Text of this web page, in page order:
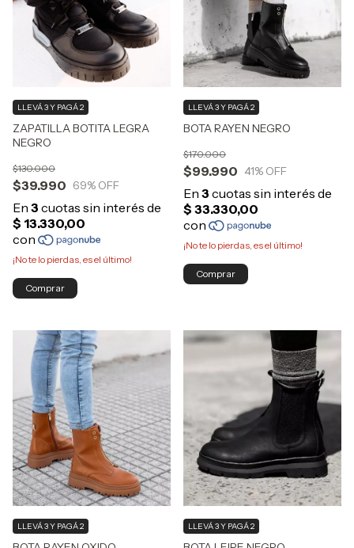
ZAPATILLA BOTITA LEGRA
NEGRO
$39.990
$130.000
69% OFF
LLEVÁ 3 Y PAGÁ 2
¡No te lo pierdas, es el último!
Comprar
BOTA RAYEN NEGRO
$99.990
$170.000
41% OFF
LLEVÁ 3 Y PAGÁ 2
¡No te lo pierdas, es el último!
Comprar
LLEVÁ 3 Y PAGÁ 2 LLEVÁ 3 Y PAGÁ 2